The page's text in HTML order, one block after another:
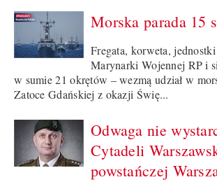
Morska parada 15
Fregata, korweta,
Marynarki Wojennej RP i
w sumie 21 okrętów – wezmą udział w
Zatoce Gdańskiej z okazji Świę...
Odwaga nie
Cytadeli
powstańczej